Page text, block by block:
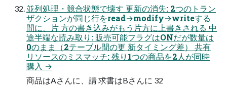
並列処理・競合状態で壊す 更新の消失: 2つのトラン
ザクションが同じ行をread→modify→writeする
間に、片 方の書き込みがもう片方に上書きされる 中
途半端な読み取り: 販売可能フラグはONだが数量は
0のまま（2テーブル間の更 新タイミング差） 共有
リソースのミスマッチ: 残り1つの商品を2人が同時
購入 →
商品はAさんに、請 求書はBさんに 32